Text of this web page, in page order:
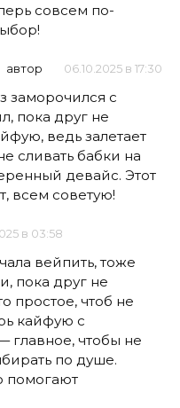
совсем по-
автор 06.10.2025 в 17:30
заморочился с
пока друг не
ведь залетает
сливать бабки на
девайс. Этот
всем советую!
в 03:58
вейпить, тоже
пока друг не
простое, чтоб не
кайфую с
чтобы не
по душе.
помогают